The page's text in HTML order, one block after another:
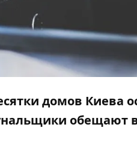
домов Киева
обещают